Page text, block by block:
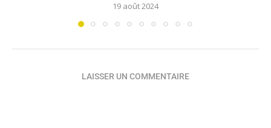
19 août 2024
LAISSER UN COMMENTAIRE